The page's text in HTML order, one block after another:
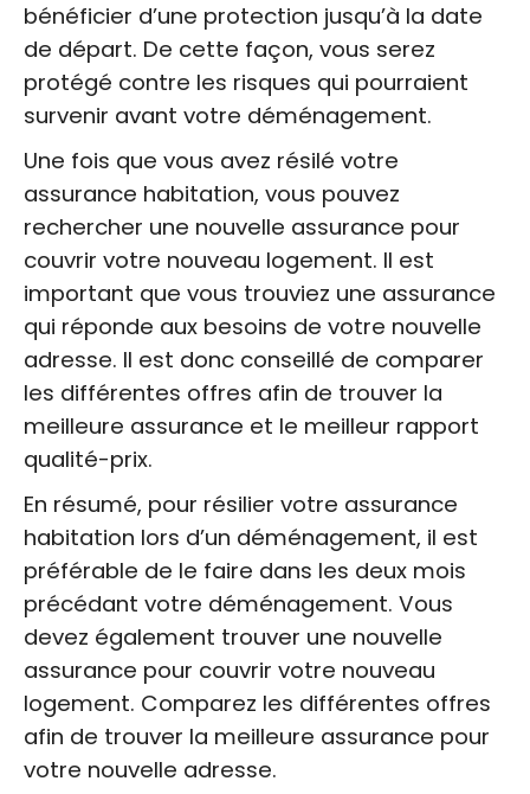
bénéficier d’une protection jusqu’à la date
de départ. De cette façon, vous serez
protégé contre les risques qui pourraient
survenir avant votre déménagement.
Une fois que vous avez résilé votre
assurance habitation, vous pouvez
rechercher une nouvelle assurance pour
couvrir votre nouveau logement. Il est
important que vous trouviez une assurance
qui réponde aux besoins de votre nouvelle
adresse. Il est donc conseillé de comparer
les différentes offres afin de trouver la
meilleure assurance et le meilleur rapport
qualité-prix.
En résumé, pour résilier votre assurance
habitation lors d’un déménagement, il est
préférable de le faire dans les deux mois
précédant votre déménagement. Vous
devez également trouver une nouvelle
assurance pour couvrir votre nouveau
logement. Comparez les différentes offres
afin de trouver la meilleure assurance pour
votre nouvelle adresse.